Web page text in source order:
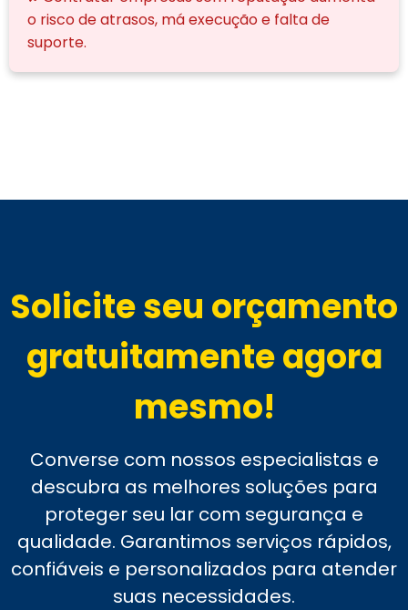
o risco de atrasos, má execução e falta de
suporte.
Solicite seu orçamento
gratuitamente agora
mesmo!
Converse com nossos especialistas e
descubra as melhores soluções para
proteger seu lar com segurança e
qualidade. Garantimos serviços rápidos,
confiáveis e personalizados para atender
suas necessidades.